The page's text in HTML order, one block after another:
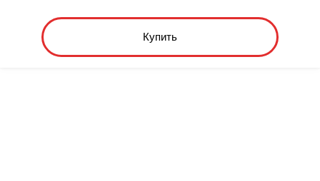
Купить